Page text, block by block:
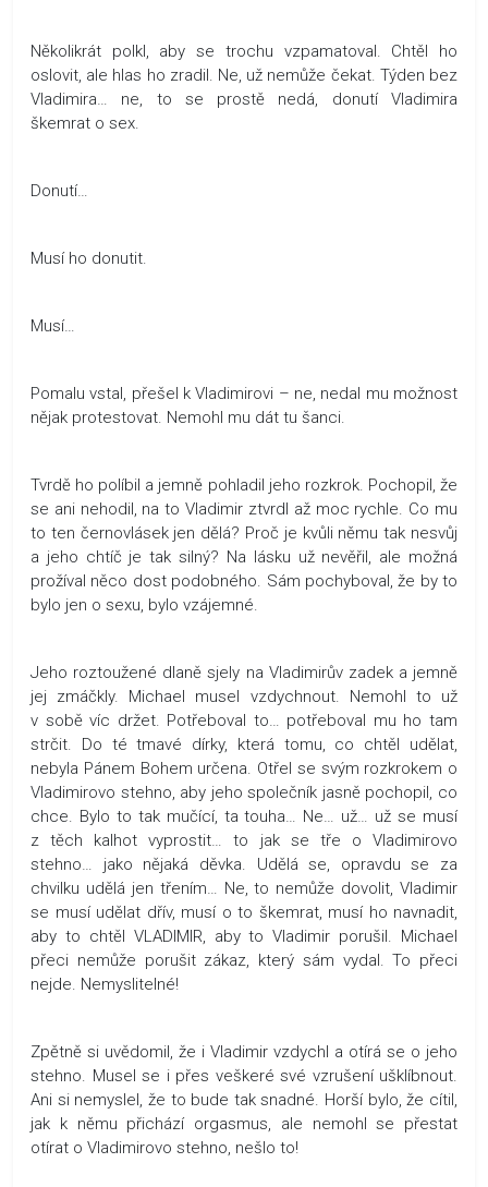
Několikrát polkl, aby se trochu vzpamatoval. Chtěl ho
oslovit, ale hlas ho zradil. Ne, už nemůže čekat. Týden bez
Vladimira… ne, to se prostě nedá, donutí Vladimira
škemrat o sex.
Donutí…
Musí ho donutit.
Musí…
Pomalu vstal, přešel k Vladimirovi – ne, nedal mu možnost
nějak protestovat. Nemohl mu dát tu šanci.
Tvrdě ho políbil a jemně pohladil jeho rozkrok. Pochopil, že
se ani nehodil, na to Vladimir ztvrdl až moc rychle. Co mu
to ten černovlásek jen dělá? Proč je kvůli němu tak nesvůj
a jeho chtíč je tak silný? Na lásku už nevěřil, ale možná
prožíval něco dost podobného. Sám pochyboval, že by to
bylo jen o sexu, bylo vzájemné.
Jeho roztoužené dlaně sjely na Vladimirův zadek a jemně
jej zmáčkly. Michael musel vzdychnout. Nemohl to už
v sobě víc držet. Potřeboval to… potřeboval mu ho tam
strčit. Do té tmavé dírky, která tomu, co chtěl udělat,
nebyla Pánem Bohem určena. Otřel se svým rozkrokem o
Vladimirovo stehno, aby jeho společník jasně pochopil, co
chce. Bylo to tak mučící, ta touha… Ne… už… už se musí
z těch kalhot vyprostit… to jak se tře o Vladimirovo
stehno… jako nějaká děvka. Udělá se, opravdu se za
chvilku udělá jen třením… Ne, to nemůže dovolit, Vladimir
se musí udělat dřív, musí o to škemrat, musí ho navnadit,
aby to chtěl VLADIMIR, aby to Vladimir porušil. Michael
přeci nemůže porušit zákaz, který sám vydal. To přeci
nejde. Nemyslitelné!
Zpětně si uvědomil, že i Vladimir vzdychl a otírá se o jeho
stehno. Musel se i přes veškeré své vzrušení ušklíbnout.
Ani si nemyslel, že to bude tak snadné. Horší bylo, že cítil,
jak k němu přichází orgasmus, ale nemohl se přestat
otírat o Vladimirovo stehno, nešlo to!